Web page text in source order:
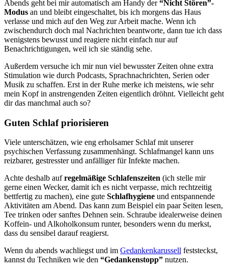
Abends geht bei mir automatisch am Handy der“Nicht Stören”-
Modus an und bleibt eingeschaltet, bis ich morgens das Haus
verlasse und mich auf den Weg zur Arbeit mache. Wenn ich
zwischendurch doch mal Nachrichten beantworte, dann tue ich dass
wenigstens bewusst und reagiere nicht einfach nur auf
Benachrichtigungen, weil ich sie ständig sehe.
Außerdem versuche ich mir nun viel bewusster Zeiten ohne extra
Stimulation wie durch Podcasts, Sprachnachrichten, Serien oder
Musik zu schaffen. Erst in der Ruhe merke ich meistens, wie sehr
mein Kopf in anstrengenden Zeiten eigentlich dröhnt. Vielleicht geht
dir das manchmal auch so?
Guten Schlaf priorisieren
Viele unterschätzen, wie eng erholsamer Schlaf mit unserer
psychischen Verfassung zusammenhängt. Schlafmangel kann uns
reizbarer, gestresster und anfälliger für Infekte machen.
Achte deshalb aufregelmäßige Schlafenszeiten (ich stelle mir
gerne einen Wecker, damit ich es nicht verpasse, mich rechtzeitig
bettfertig zu machen), eine gute Schlafhygiene und entspannende
Aktivitäten am Abend. Das kann zum Beispiel ein paar Seiten lesen,
Tee trinken oder sanftes Dehnen sein. Schraube idealerweise deinen
Koffein- und Alkoholkonsum runter, besonders wenn du merkst,
dass du sensibel darauf reagierst.
Wenn du abends wachliegst und im Gedankenkarussell feststeckst,
kannst du Techniken wie den “Gedankenstopp” nutzen.